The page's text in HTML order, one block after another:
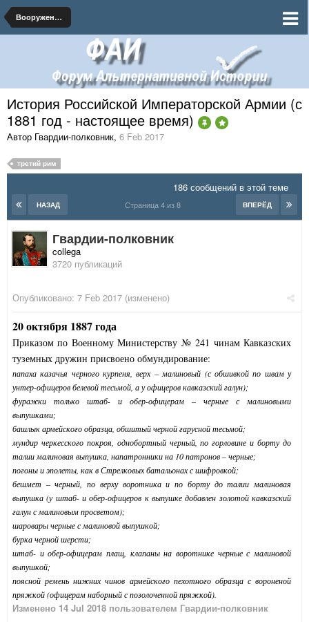
Вооруженные Силы Российской Империи
История Российской Императорской Армии (с
1881 год - настоящее время)
Автор Гвардии-полковник, 6 Feb 2017
третий рим
186 сообщений в этой теме
НАЗАД ВПЕРЁД
Страница 4 из 8
Гвардии-полковник
collega
3720 публикаций
Опубликовано: 7 Feb 2017 (изменено)
20 октября 1887 года
Приказом по Военному Министерству № 241 чинам Кавказских
туземных дружин присвоено обмундирование:
папаха казачья черного курпеня, верх – малиновый (с обшивкой по швам у
унтер-офицеров белевой тесьмой, а у офицеров кавказский галун);
фуражки только штаб- и обер-офицерам – черные с малиновыми
выпушками;
башлык армейского образца, обшитый черной гарусной тесьмой;
мундир черкесского покроя, однобортный черный, по горловине и борту до
талии малиновая выпушка, напатронники на 10 патронов – черные;
погоны и эполеты, как в Стрелковых батальонах с шифровкой;
бешмет – черный, по верху воротника и по борту до талии малиновая
выпушка (у штаб- и обер-офицеров к выпушке добавлен золотой кавказский
галун с малиновым просветом);
шаровары черные с малиновой выпушкой;
бурка черной шерсти;
штаб- и обер-офицерам плащ, клапаны на воротнике черные с малиновой
выпушкой;
поясной ремень нижних чинов армейского пехотного образца с вороненой
пряжкой (офицерам наборный с позолоченной пряжкой).
Изменено 14 Jul 2018 пользователем Гвардии-полковник